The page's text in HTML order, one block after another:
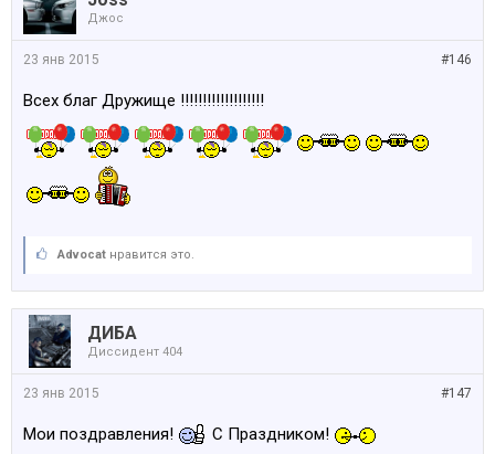
Джос
#146
23 янв 2015
Всех благ Дружище !!!!!!!!!!!!!!!!!!!
Advocat нравится это.
ДИБА
Диссидент 404
#147
23 янв 2015
Мои поздравления! С Праздником!